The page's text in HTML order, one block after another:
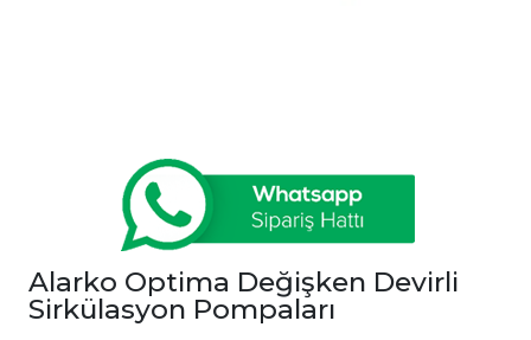
Alarko Optima Değişken Devirli
Sirkülasyon Pompaları